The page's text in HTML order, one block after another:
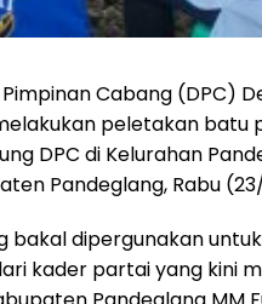
Cabang (DPC)
peletakan batu
DPC di Kelurahan
Pandeglang, Rabu
bakal dipergunakan
kader partai yang kini